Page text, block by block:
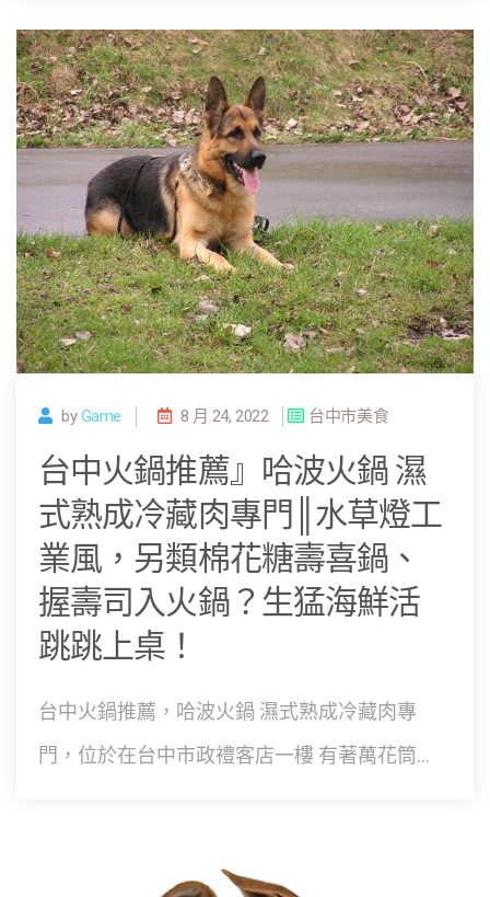
byGame 8 月 24, 2022 台中市美食
台中火鍋推薦』哈波火鍋 濕
式熟成冷藏肉專門║水草燈工
業風，另類棉花糖壽喜鍋、
握壽司入火鍋？生猛海鮮活
跳跳上桌！
台中火鍋推薦，哈波火鍋 濕式熟成冷藏肉專
門，位於在台中市政禮客店一樓 有著萬花筒...